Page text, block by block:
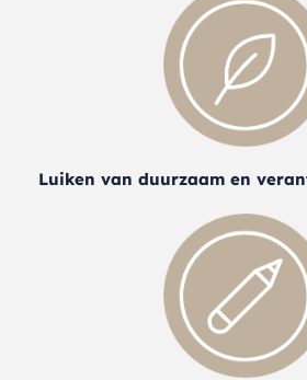
Luiken van duurzaam en